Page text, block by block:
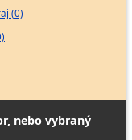
(0)
nebo vybraný